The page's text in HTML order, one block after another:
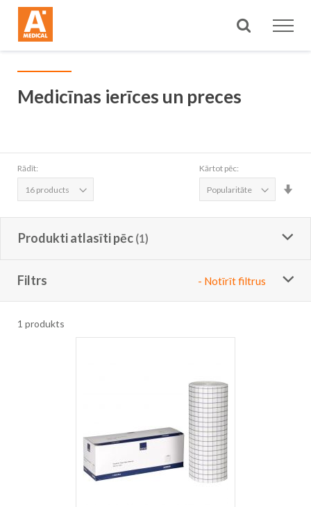
Meklēt
Medicīnas ierīces un preces
Rādīt: Kārtot pēc:
Produkti atlasīti pēc
Filtrs - Notīrīt filtrus
1 produkts